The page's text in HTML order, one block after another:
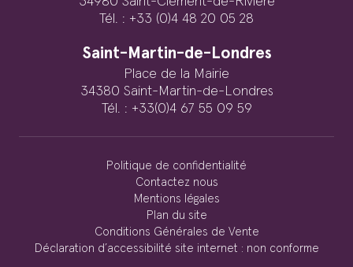
Tél. : +33 (0)4 48 20 05 28
Saint-Martin-de-Londres
Place de la Mairie
34380 Saint-Martin-de-Londres
Tél. : +33(0)4 67 55 09 59
Politique de confidentialité
Contactez nous
Mentions légales
Plan du site
Conditions Générales de Vente
Déclaration d’accessibilité site internet : non conforme